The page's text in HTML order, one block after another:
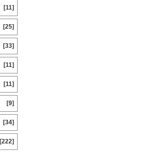
[11]
[25]
[33]
[11]
[11]
[9]
[34]
[222]